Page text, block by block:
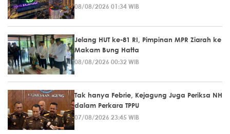
08/08/2026 01:34 WIB
Jelang HUT ke-81 RI, Pimpinan MPR Ziarah ke
Makam Bung Hatta
08/08/2026 00:32 WIB
Tak hanya Febrie, Kejagung Juga Periksa NH
dalam Perkara TPPU
07/08/2026 23:45 WIB